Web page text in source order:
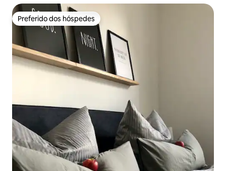
Preferido dos hóspedes
Preferido dos hóspedes